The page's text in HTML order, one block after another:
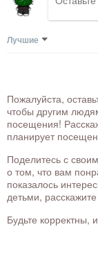
Лучшие
Пожалуйста,
чтобы другим
посещения!
планирует
Поделитесь с
о том, что вам
показалось
детьми,
Будьте корректны,